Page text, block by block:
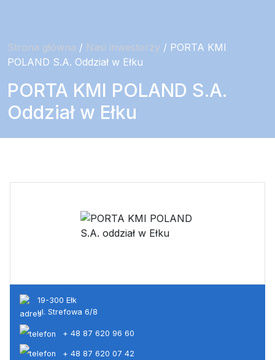
Strona główna / Nasi inwestorzy / PORTA KMI
POLAND S.A. Oddział w Ełku
PORTA KMI POLAND S.A.
Oddział w Ełku
19-300 Ełk
ul. Strefowa 6/8
+ 48 87 620 96 60
+ 48 87 620 07 42